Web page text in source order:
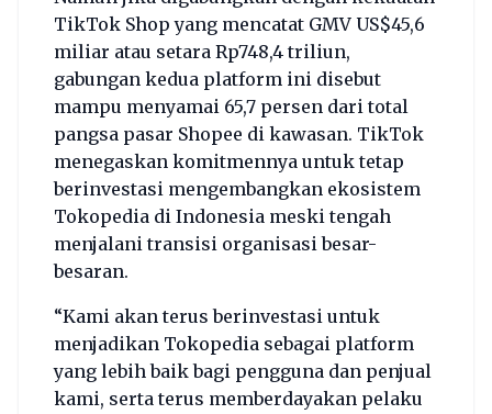
TikTok Shop yang mencatat GMV US$45,6
miliar atau setara Rp748,4 triliun,
gabungan kedua platform ini disebut
mampu menyamai 65,7 persen dari total
pangsa pasar Shopee di kawasan. TikTok
menegaskan komitmennya untuk tetap
berinvestasi mengembangkan ekosistem
Tokopedia di Indonesia meski tengah
menjalani transisi organisasi besar-
besaran.
“Kami akan terus berinvestasi untuk
menjadikan Tokopedia sebagai platform
yang lebih baik bagi pengguna dan penjual
kami, serta terus memberdayakan pelaku